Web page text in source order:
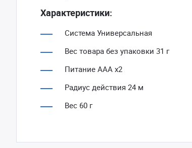
Характеристики:
Система Универсальная
Вес товара без упаковки 31 г
Питание AAA x2
Радиус действия 24 м
Вес 60 г